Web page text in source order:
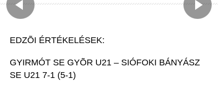
EDZÕI ÉRTÉKELÉSEK:
GYIRMÓT SE GYÕR U21 – SIÓFOKI BÁNYÁSZ
SE U21 7-1 (5-1)